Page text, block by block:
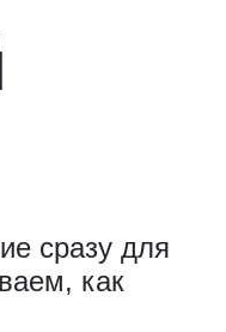
сразу для
как